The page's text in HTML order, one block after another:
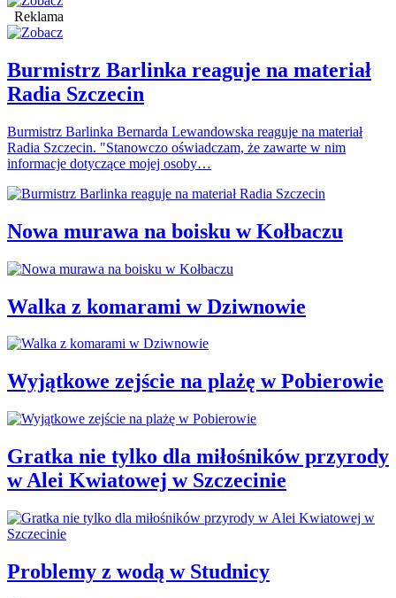
Reklama
Burmistrz Barlinka reaguje na materiał
Radia Szczecin
Burmistrz Barlinka Bernarda Lewandowska reaguje na materiał
Radia Szczecin. "Stanowczo oświadczam, że zawarte w nim
informacje dotyczące mojej osoby…
Nowa murawa na boisku w Kołbaczu
Walka z komarami w Dziwnowie
Wyjątkowe zejście na plażę w Pobierowie
Gratka nie tylko dla miłośników przyrody
w Alei Kwiatowej w Szczecinie
Problemy z wodą w Studnicy